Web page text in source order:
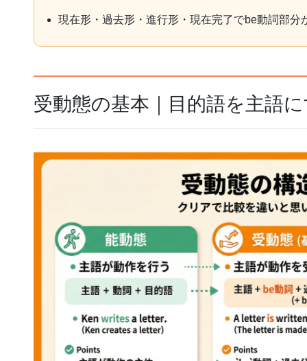
現在形・過去形・進行形・現在完了でbe動詞部分
受動態の基本｜目的語を主語